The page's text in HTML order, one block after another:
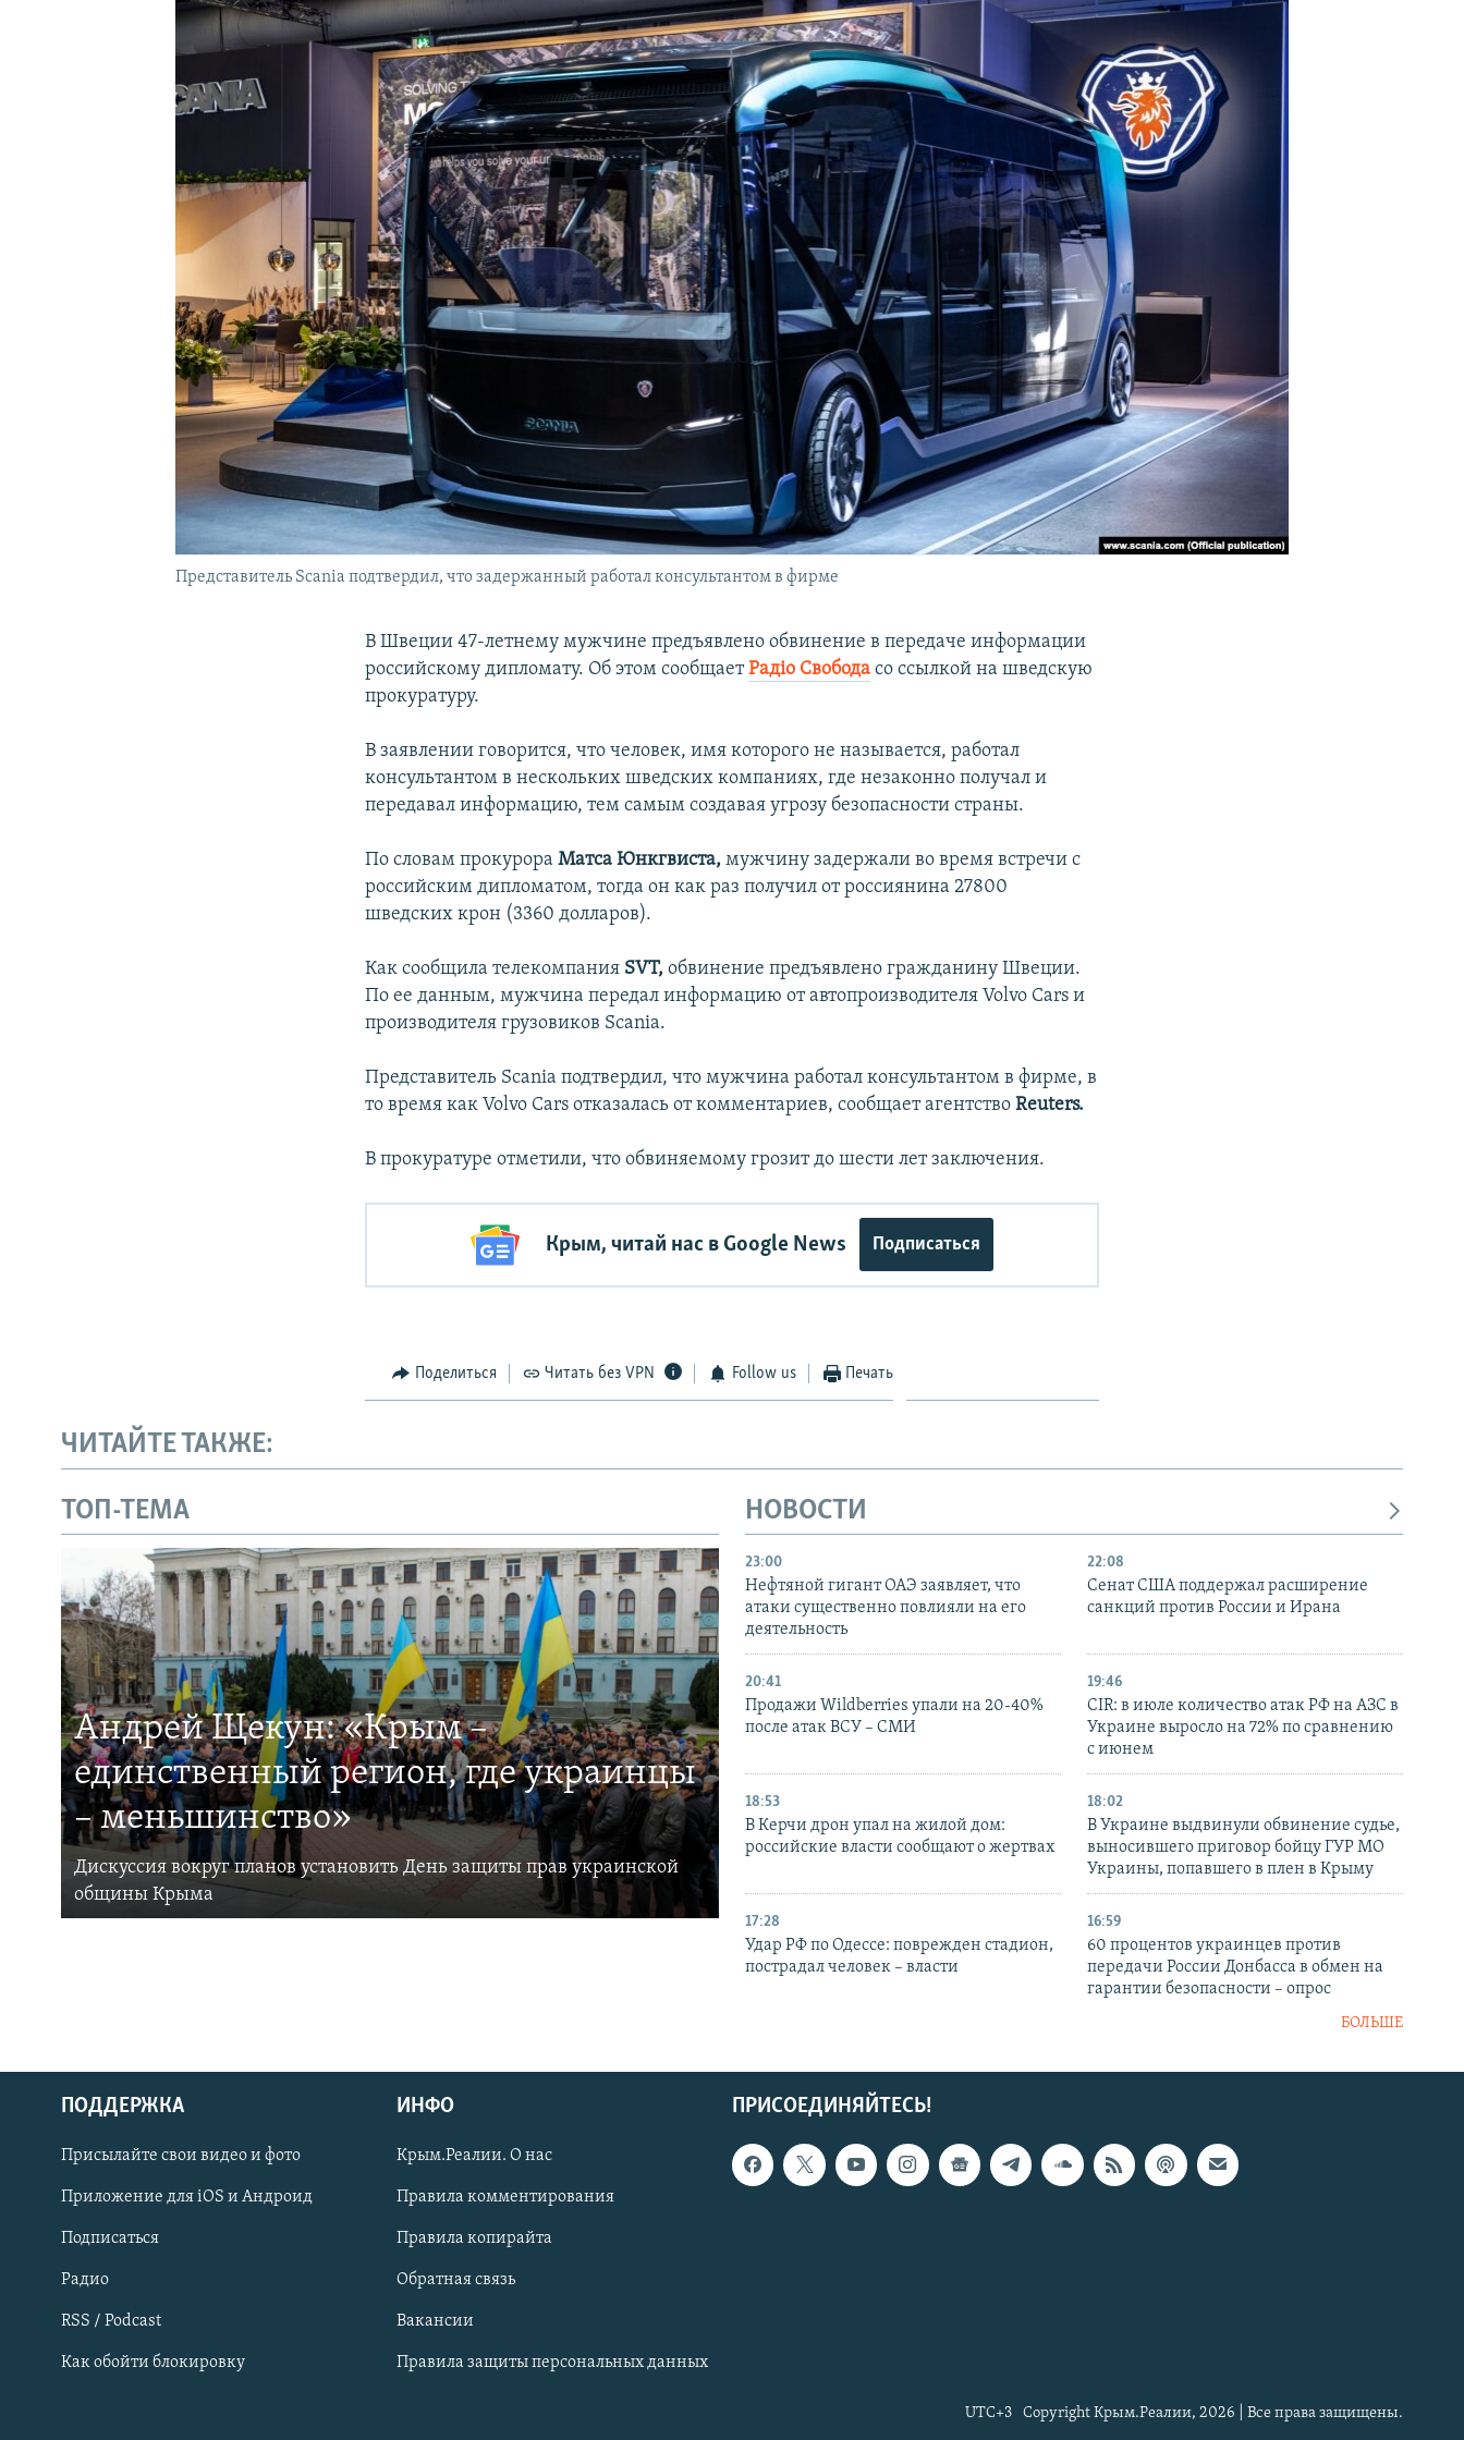
УКРАИНСКАЯ ПРОБЛЕМА КРЫМА
Українською
Qırımtatar
ПРИСОЕДИНЯЙТЕСЬ!
Представитель Scania подтвердил, что задержанный работал консультантом в фирме
В Швеции 47-летнему мужчине предъявлено обвинение в передаче информации
российскому дипломату. Об этом сообщаетРадіо Свобода со ссылкой на шведскую
прокуратуру.
В заявлении говорится, что человек, имя которого не называется, работал
консультантом в нескольких шведских компаниях, где незаконно получал и
передавал информацию, тем самым создавая угрозу безопасности страны.
По словам прокурораМатса Юнкгвиста, мужчину задержали во время встречи с
российским дипломатом, тогда он как раз получил от россиянина 27800
шведских крон (3360 долларов).
Как сообщила телекомпания SVT, обвинение предъявлено гражданину Швеции.
По ее данным, мужчина передал информацию от автопроизводителя Volvo Cars и
производителя грузовиков Scania.
Представитель Scania подтвердил, что мужчина работал консультантом в фирме, в
то время как Volvo Cars отказалась от комментариев, сообщает агентствоReuters.
В прокуратуре отметили, что обвиняемому грозит до шести лет заключения.
Крым, читай нас в Google News Подписаться
Поделиться Читать без VPN Follow us Печать
ЧИТАЙТЕ ТАКЖЕ:
ТОП-ТЕМА
Андрей Щекун: «Крым –
единственный регион, где украинцы
– меньшинство»
Дискуссия вокруг планов установить День защиты прав украинской
общины Крыма
НОВОСТИ
23:00
Нефтяной гигант ОАЭ заявляет, что
атаки существенно повлияли на его
деятельность
22:08
Сенат США поддержал расширение
санкций против России и Ирана
20:41
Продажи Wildberries упали на 20-40%
после атак ВСУ – СМИ
19:46
CIR: в июле количество атак РФ на АЗС в
Украине выросло на 72% по сравнению
с июнем
18:53
В Керчи дрон упал на жилой дом:
российские власти сообщают о жертвах
18:02
В Украине выдвинули обвинение судье,
выносившего приговор бойцу ГУР МО
Украины, попавшего в плен в Крыму
17:28
Удар РФ по Одессе: поврежден стадион,
пострадал человек – власти
16:59
60 процентов украинцев против
передачи России Донбасса в обмен на
гарантии безопасности – опрос
БОЛЬШЕ
ПРИСОЕДИНЯЙТЕСЬ!
ПОДДЕРЖКА
Присылайте свои видео и фото
Приложение для iOS и Андроид
Подписаться
Радио
RSS / Podcast
Как обойти блокировку
ИНФО
Крым.Реалии. О нас
Правила комментирования
Правила копирайта
Обратная связь
Вакансии
Правила защиты персональных данных
Copyright Крым.Реалии, 2026 | Все права защищены.
UTC+3